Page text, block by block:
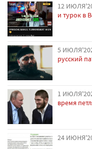
12
и турок в
5
русский
1
время
24